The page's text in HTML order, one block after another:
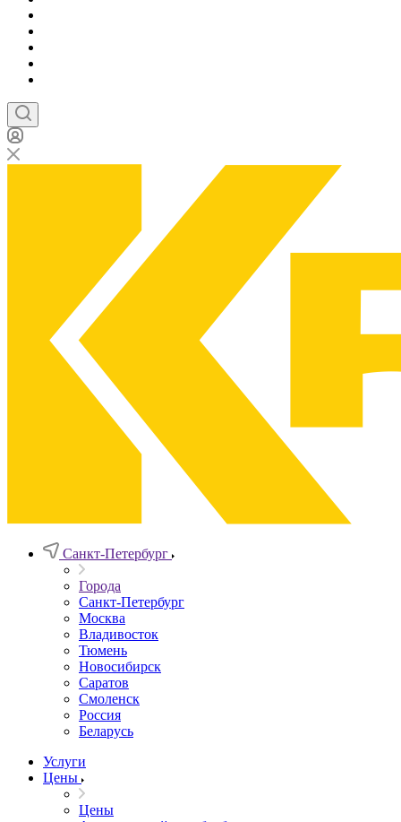
Санкт-Петербург
Города
Санкт-Петербург
Москва
Владивосток
Тюмень
Новосибирск
Саратов
Смоленск
Россия
Беларусь
Услуги
Цены
Цены